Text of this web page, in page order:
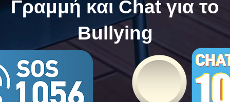
Γραμμή και Chat για το
Bullying